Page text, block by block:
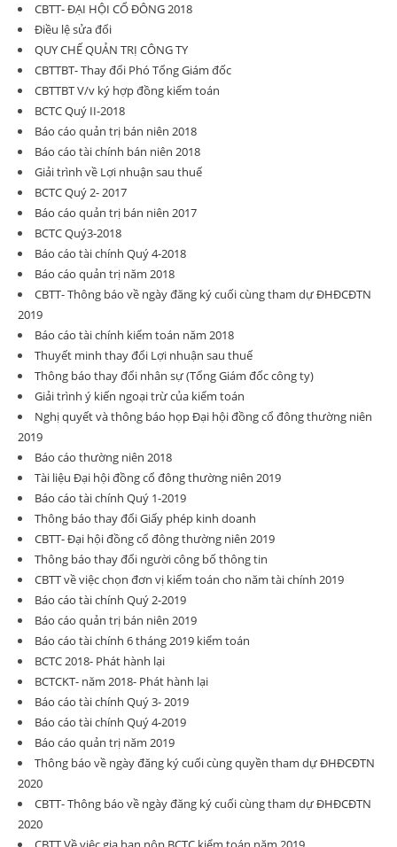
CBTT- ĐẠI HỘI CỔ ĐÔNG 2018
Điều lệ sửa đổi
QUY CHẾ QUẢN TRỊ CÔNG TY
CBTTBT- Thay đổi Phó Tổng Giám đốc
CBTTBT V/v ký hợp đồng kiểm toán
BCTC Quý II-2018
Báo cáo quản trị bán niên 2018
Báo cáo tài chính bán niên 2018
Giải trình về Lợi nhuận sau thuế
BCTC Quý 2- 2017
Báo cáo quản trị bán niên 2017
BCTC Quý3-2018
Báo cáo tài chính Quý 4-2018
Báo cáo quản trị năm 2018
CBTT- Thông báo về ngày đăng ký cuối cùng tham dự ĐHĐCĐTN
2019
Báo cáo tài chính kiểm toán năm 2018
Thuyết minh thay đổi Lợi nhuận sau thuế
Thông báo thay đổi nhân sự (Tổng Giám đốc công ty)
Giải trình ý kiến ngoại trừ của kiểm toán
Nghị quyết và thông báo họp Đại hội đồng cổ đông thường niên
2019
Báo cáo thường niên 2018
Tài liệu Đại hội đồng cổ đông thường niên 2019
Báo cáo tài chính Quý 1-2019
Thông báo thay đổi Giấy phép kinh doanh
CBTT- Đại hội đồng cổ đông thường niên 2019
Thông báo thay đổi người công bố thông tin
CBTT về việc chọn đơn vị kiểm toán cho năm tài chính 2019
Báo cáo tài chính Quý 2-2019
Báo cáo quản trị bán niên 2019
Báo cáo tài chính 6 tháng 2019 kiểm toán
BCTC 2018- Phát hành lại
BCTCKT- năm 2018- Phát hành lại
Báo cáo tài chính Quý 3- 2019
Báo cáo tài chính Quý 4-2019
Báo cáo quản trị năm 2019
Thông báo về ngày đăng ký cuối cùng quyền tham dự ĐHĐCĐTN
2020
CBTT- Thông báo về ngày đăng ký cuối cùng tham dự ĐHĐCĐTN
2020